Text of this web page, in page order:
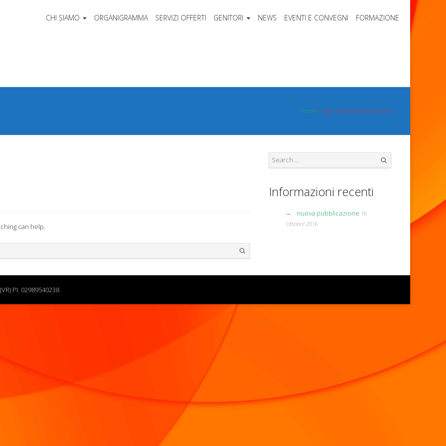
CHI SIAMO ORGANIGRAMMA SERVIZI OFFERTI GENITORI NEWS EVENTI E CONVEGNI FORMAZIONE
Home Tag: nike football jersey price
can help.
Informazioni recenti
nuova pubblicazione 18
Ottobre 2016
PI. 02989540238